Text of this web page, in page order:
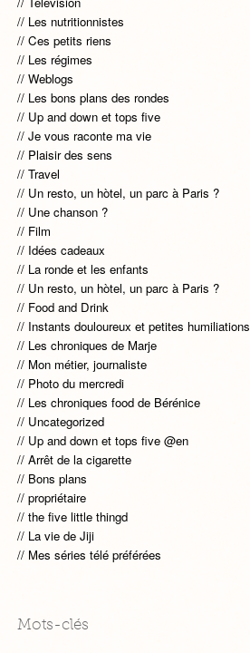
Les nutritionnistes
Ces petits riens
Les régimes
Weblogs
Les bons plans des rondes
Up and down et tops five
Je vous raconte ma vie
Plaisir des sens
Travel
Un resto, un hòtel, un parc à Paris ?
Une chanson ?
Film
Idées cadeaux
La ronde et les enfants
Un resto, un hòtel, un parc à Paris ?
Food and Drink
Instants douloureux et petites humiliations
Les chroniques de Marje
Mon métier, journaliste
Photo du mercredi
Les chroniques food de Bérénice
Uncategorized
Up and down et tops five @en
Arrêt de la cigarette
Bons plans
propriétaire
the five little thingd
La vie de Jiji
Mes séries télé préférées
Mots-clés